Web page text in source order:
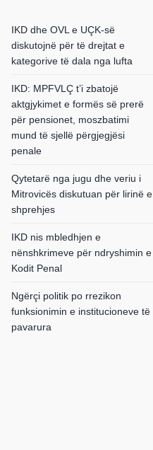
IKD dhe OVL e UÇK-së
diskutojnë për të drejtat e
kategorive të dala nga lufta
IKD: MPFVLÇ t’i zbatojë
aktgjykimet e formës së prerë
për pensionet, moszbatimi
mund të sjellë përgjegjësi
penale
Qytetarë nga jugu dhe veriu i
Mitrovicës diskutuan për lirinë e
shprehjes
IKD nis mbledhjen e
nënshkrimeve për ndryshimin e
Kodit Penal
Ngërçi politik po rrezikon
funksionimin e institucioneve të
pavarura